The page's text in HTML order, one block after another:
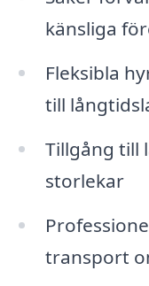
känsliga
Fleksibla
till
Tillgång till
storlekar
transport